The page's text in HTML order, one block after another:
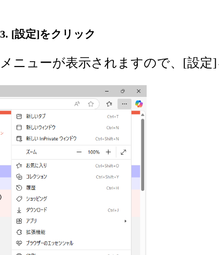
3. [設定]をクリック
メニューが表示されますので、[設